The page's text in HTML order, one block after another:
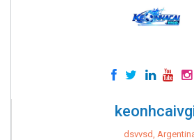
dsvvsd,